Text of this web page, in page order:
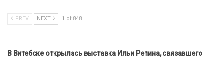
PREV NEXT 1 of 848
В Витебске открылась выставка Ильи Репина, связавшего